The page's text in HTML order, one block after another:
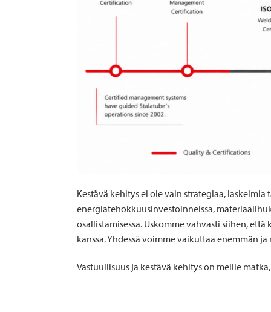
Kestävä kehitys ei ole vain strategiaa,
energiatehokkuusinvestoinneissa,
osallistamisessa. Uskomme vahvasti siihen,
kanssa. Yhdessä voimme vaikuttaa enemmän
Vastuullisuus ja kestävä kehitys on meille